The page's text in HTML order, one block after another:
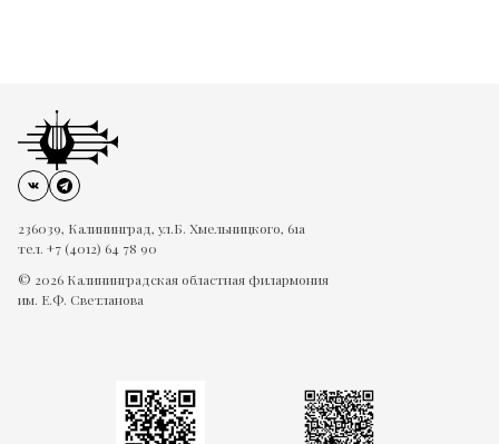
236039, Калининград, ул.Б. Хмельницкого, 61а
тел. +7 (4012) 64 78 90
© 2026 Калининградская областная филармония
им. Е.Ф. Светланова